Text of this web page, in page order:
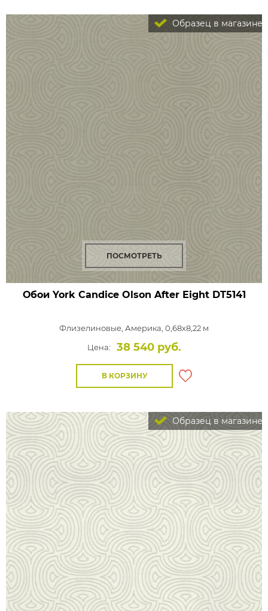
Образец в магазине
ПОСМОТРЕТЬ
Обои York Candice Olson After EightDT5141
Флизелиновые, Америка, 0,68x8,22 м
Цена:
38 540 руб.
В КОРЗИНУ
Образец в магазине